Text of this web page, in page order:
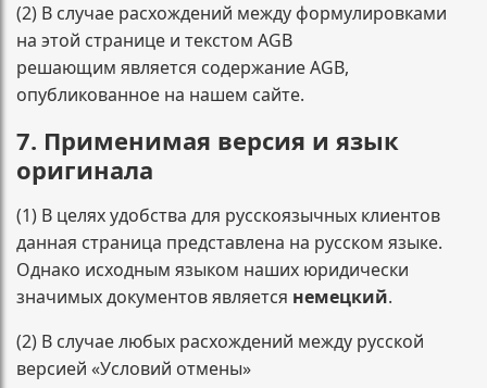
(2) В случае расхождений между формулировками
на этой странице и текстом AGB
решающим является содержание AGB,
опубликованное на нашем сайте.
7. Применимая версия и язык
оригинала
(1) В целях удобства для русскоязычных клиентов
данная страница представлена на русском языке.
Однако исходным языком наших юридически
значимых документов является немецкий.
(2) В случае любых расхождений между русской
версией «Условий отмены»